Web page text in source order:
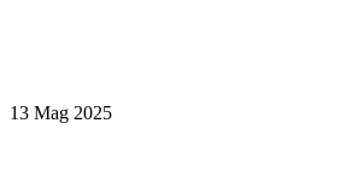
13 Mag 2025